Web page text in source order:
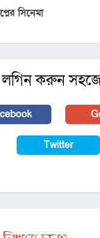
সিনেমা
লগিন করুন
Twitter